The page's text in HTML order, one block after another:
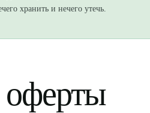
хранить и нечего утечь.
оферты